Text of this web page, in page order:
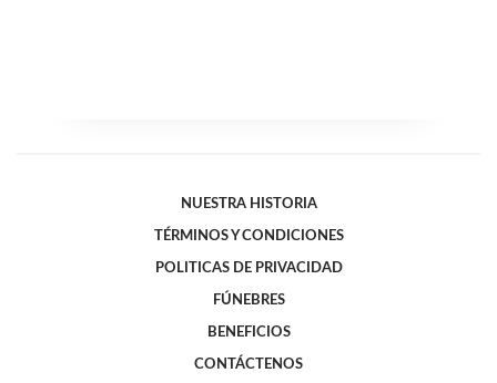
NUESTRA HISTORIA
TÉRMINOS Y CONDICIONES
POLITICAS DE PRIVACIDAD
FÚNEBRES
BENEFICIOS
CONTÁCTENOS